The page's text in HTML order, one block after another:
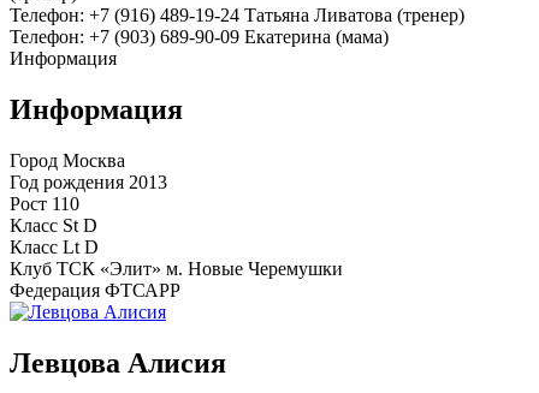
Телефон: +7 (916) 489-19-24 Татьяна Ливатова (тренер)
Телефон: +7 (903) 689-90-09 Екатерина (мама)
Информация
Информация
Город Москва
Год рождения 2013
Рост 110
Класс St D
Класс Lt D
Клуб ТСК «Элит» м. Новые Черемушки
Федерация ФТСАРР
Левцова Алисия